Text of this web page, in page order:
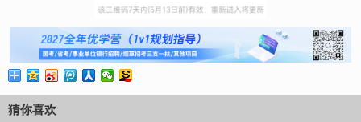
猜你喜欢